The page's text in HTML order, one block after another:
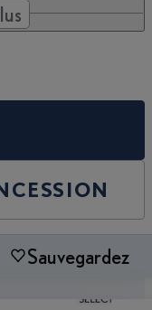
Sauvegardez